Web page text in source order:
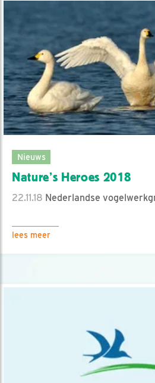
Nieuws
Nature’s Heroes 2018
22.11.18 Nederlandse
lees meer